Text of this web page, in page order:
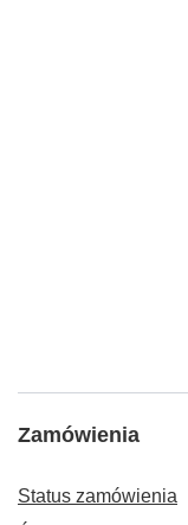
Zamówienia
Status zamówienia